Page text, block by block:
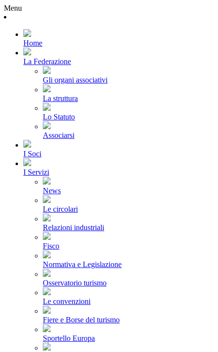
Menu
Home
La Federazione
Gli organi associativi
La struttura
Lo Statuto
Associarsi
I Soci
I Servizi
News
Le circolari
Relazioni industriali
Fisco
Normativa e Legislazione
Osservatorio turismo
Le convenzioni
Fiere e Borse del turismo
Sportello Europa